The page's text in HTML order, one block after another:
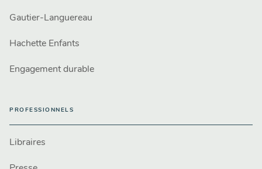
Gautier-Languereau
Hachette Enfants
Engagement durable
PROFESSIONNELS
Libraires